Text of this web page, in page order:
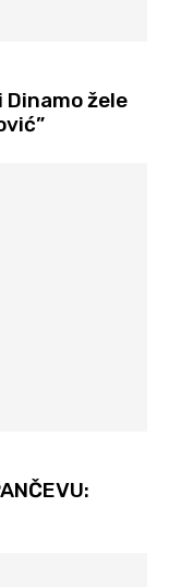
Dinamo žele